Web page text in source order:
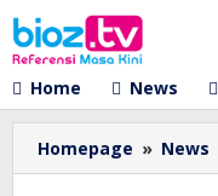
Lewati
ke
konten
Home
News
Homepage » News